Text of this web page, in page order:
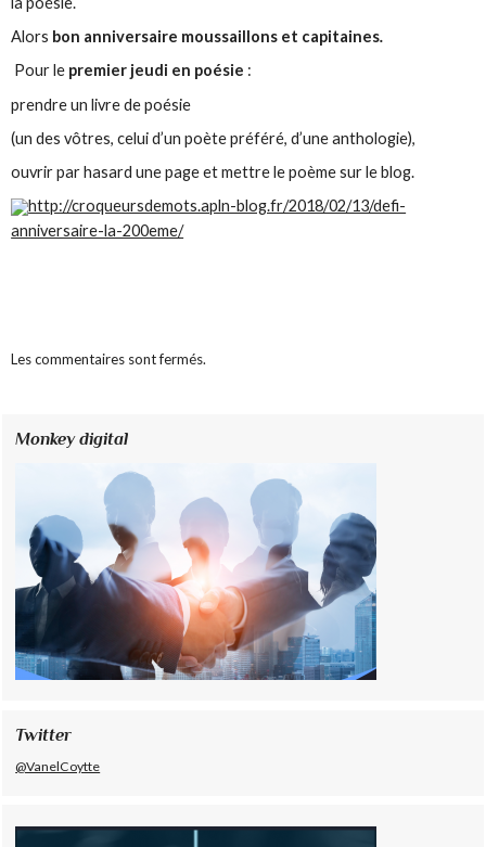
Alors bon anniversaire moussaillons et capitaines.
Pour le premier jeudi en poésie :
prendre un livre de poésie
(un des vôtres, celui d’un poète préféré, d’une anthologie),
ouvrir par hasard une page et mettre le poème sur le blog.
http://croqueursdemots.apln-blog.fr/2018/02/13/defi-
anniversaire-la-200eme/
Les commentaires sont fermés.
Monkey digital
Twitter
@VanelCoytte